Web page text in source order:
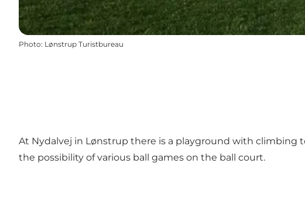
Photo: Lønstrup Turistbureau
At Nydalvej in Lønstrup there is a playground with climbing
the possibility of various ball games on the ball court.